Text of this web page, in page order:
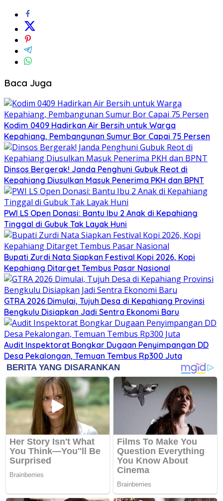
Baca Juga
Kodim 0409 Hadirkan Air Bersih untuk Warga
Kepahiang, Pembangunan Sumur Bor Capai 75 Persen
Dinsos Bergerak! Janda Penghuni Gubuk Reot di
Kepahiang Diusulkan Masuk Penerima PKH dan BPNT
PWI LS Open Donasi: Bantu Ibu 2 Anak di Kepahiang
Tinggal di Gubuk Tak Layak Huni
Bupati Zurdi Nata Siapkan Festival Kopi 2026, Kopi
Kepahiang Ditarget Tembus Pasar Nasional
GTRA 2026 Dimulai, Tujuh Desa di Kepahiang Provinsi
Bengkulu Disiapkan Jadi Sentra Ekonomi Baru
Audit Inspektorat Bongkar Dugaan Penyimpangan DD
Desa Pekalongan, Temuan Tembus Rp300 Juta